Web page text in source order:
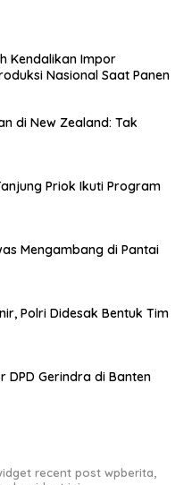
Kendalikan Impor
Nasional Saat Panen
di New Zealand: Tak
Priok Ikuti Program
Mengambang di Pantai
Polri Didesak Bentuk Tim
DPD Gerindra di Banten
recent post wpberita,